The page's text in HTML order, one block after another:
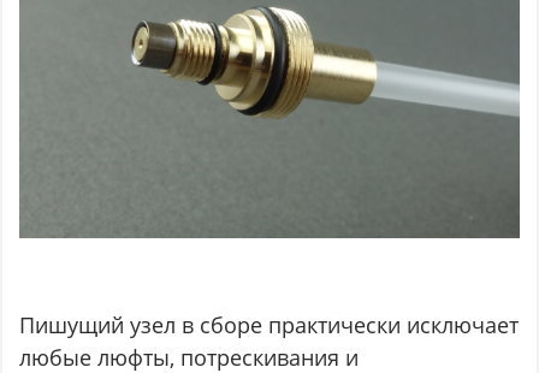
Пишущий узел в сборе практически исключает
любые люфты, потрескивания и